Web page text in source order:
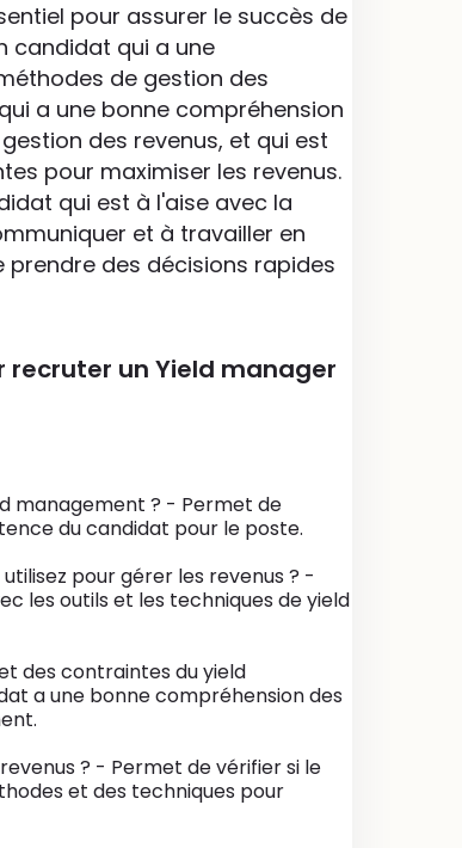
pour assurer le succès de
candidat qui a une
de gestion des
a une bonne compréhension
des revenus, et qui est
pour maximiser les revenus.
qui est à l'aise avec la
et à travailler en
prendre des décisions rapides
recruter un Yield manager
management ? - Permet de
du candidat pour le poste.
pour gérer les revenus ? -
les outils et les techniques de yield
des contraintes du yield
a une bonne compréhension des
? - Permet de vérifier si le
et des techniques pour